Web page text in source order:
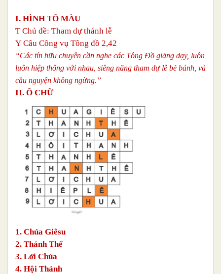
I. HÌNH TÔ MÀU
TChủ đề: Tham dự thánh lễ
Y Câu Công vụ Tông đồ 2,42
“Các tín hữu chuyên cần nghe các Tông Đồ giảng dạy, luôn
luôn hiệp thông với nhau, siêng năng tham dự lễ bẻ bánh, và
cầu nguyện không ngừng.”
II. Ô CHỮ
1. Chúa Giêsu
2. Thánh Thể
3. Lời Chúa
4. Hội Thánh